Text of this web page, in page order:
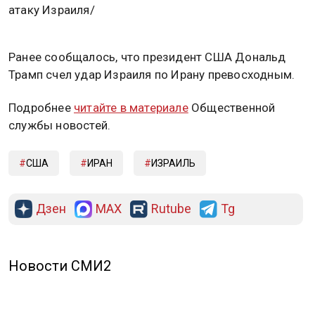
атаку Израиля/
Ранее сообщалось, что президент США Дональд
Трамп счел удар Израиля по Ирану превосходным.
Подробнее читайте в материалеОбщественной
службы новостей.
США ИРАН ИЗРАИЛЬ
Дзен MAX Rutube Tg
Новости СМИ2